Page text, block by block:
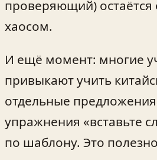
проверяющий) остаётся
хаосом.
И ещё момент: многие
привыкают учить
отдельные
упражнения «вставьте
по шаблону. Это